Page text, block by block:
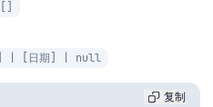
] | [日期] | null
复制